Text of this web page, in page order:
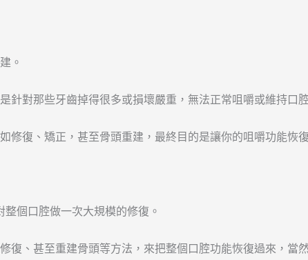
。
針對那些牙齒掉得很多或損壞嚴重，無法正常咀嚼或維持口
修復、矯正，甚至骨頭重建，最終目的是讓你的咀嚼功能恢
個口腔做一次大規模的修復。
復、甚至重建骨頭等方法，來把整個口腔功能恢復過來，當